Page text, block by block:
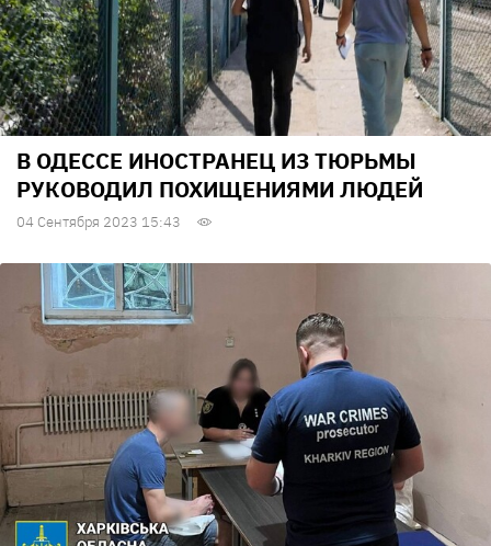
В ОДЕССЕ ИНОСТРАНЕЦ ИЗ ТЮРЬМЫ
РУКОВОДИЛ ПОХИЩЕНИЯМИ ЛЮДЕЙ
04 Сентября 2023 15:43